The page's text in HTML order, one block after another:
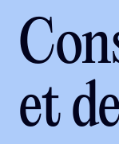
et